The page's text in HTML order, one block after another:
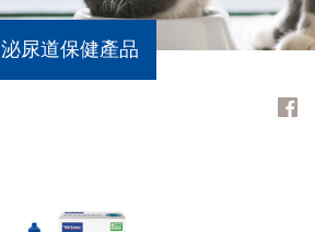
泌尿道保健產品